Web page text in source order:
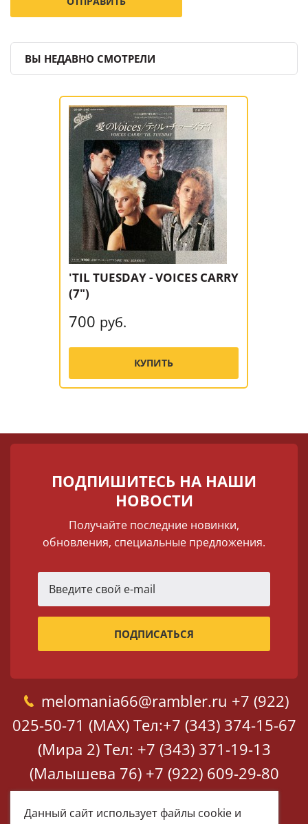
ВЫ НЕДАВНО СМОТРЕЛИ
'TIL TUESDAY - VOICES CARRY
(7")
700 руб.
КУПИТЬ
ПОДПИШИТЕСЬ НА НАШИ
НОВОСТИ
Получайте последние новинки,
обновления, специальные предложения.
melomania66@rambler.ru +7 (922)
025-50-71 (MAX) Тел:+7 (343) 374-15-67
(Мира 2) Тел: +7 (343) 371-19-13
(Малышева 76) +7 (922) 609-29-80
(MAX)
Данный сайт использует файлы cookie и